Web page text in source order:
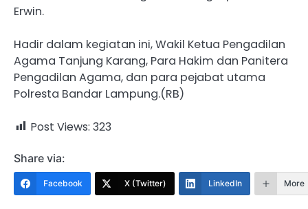
Erwin.
Hadir dalam kegiatan ini, Wakil Ketua Pengadilan
Agama Tanjung Karang, Para Hakim dan Panitera
Pengadilan Agama, dan para pejabat utama
Polresta Bandar Lampung.(RB)
Post Views: 323
Share via:
Facebook X (Twitter) LinkedIn More